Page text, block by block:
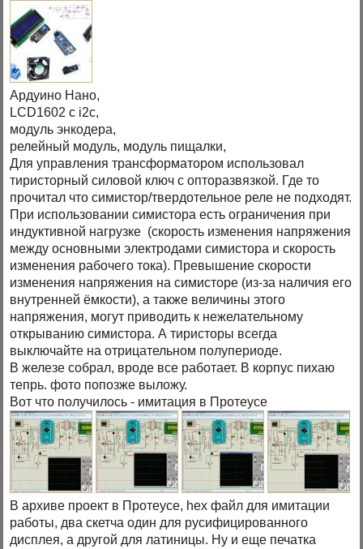
Ардуино Нано,
LCD1602 с i2c,
модуль энкодера,
релейный модуль, модуль пищалки,
Для управления трансформатором использовал
тиристорный силовой ключ с опторазвязкой. Где то
прочитал что симистор/твердотельное реле не подходят.
При использовании симистора есть ограничения при
индуктивной нагрузке (скорость изменения напряжения
между основными электродами симистора и скорость
изменения рабочего тока). Превышение скорости
изменения напряжения на симисторе (из-за наличия его
внутренней ёмкости), а также величины этого
напряжения, могут приводить к нежелательному
открыванию симистора. А тиристоры всегда
выключайте на отрицательном полупериоде.
В железе собрал, вроде все работает. В корпус пихаю
тепрь. фото попозже выложу.
Вот что получилось - имитация в Протеусе
В архиве проект в Протеусе, hex файл для имитации
работы, два скетча один для русифицированного
дисплея, а другой для латиницы. Ну и еще печатка